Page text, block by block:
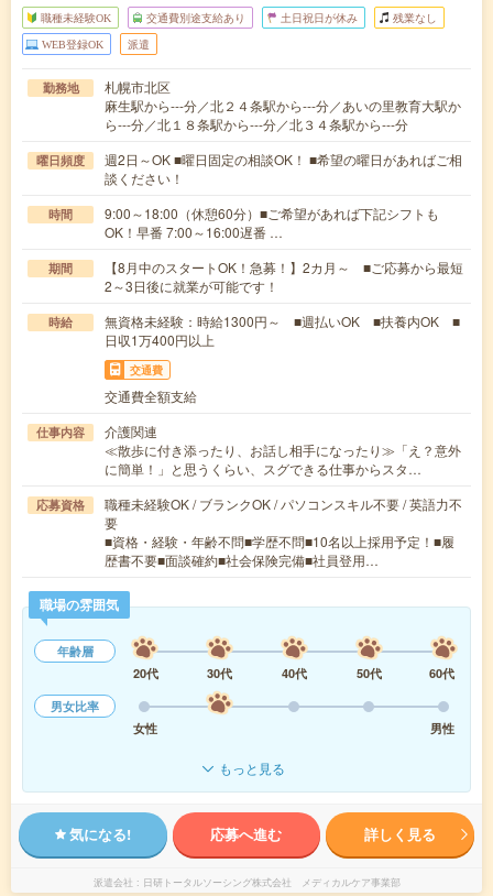
職種未経験OK 交通費別途支給あり 土日祝日が休み 残業なし
WEB登録OK 派遣
勤務地
札幌市北区
麻生駅から---分／北２４条駅から---分／あいの里教育大駅か
ら---分／北１８条駅から---分／北３４条駅から---分
曜日頻度
週2日～OK ■曜日固定の相談OK！ ■希望の曜日があればご相
談ください！
時間
9:00～18:00（休憩60分）■ご希望があれば下記シフトも
OK！早番 7:00～16:00遅番 …
期間
【8月中のスタートOK！急募！】2カ月～ ■ご応募から最短
2～3日後に就業が可能です！
時給
無資格未経験：時給1300円～ ■週払いOK ■扶養内OK ■
日収1万400円以上
交通費
交通費全額支給
仕事内容
介護関連
≪散歩に付き添ったり、お話し相手になったり≫「え？意外
に簡単！」と思うくらい、スグできる仕事からスタ…
応募資格
職種未経験OK / ブランクOK / パソコンスキル不要 / 英語力不
要
■資格・経験・年齢不問■学歴不問■10名以上採用予定！■履
歴書不要■面談確約■社会保険完備■社員登用…
職場の雰囲気
年齢層
20代
30代 40代 50代
60代
男女比率
女性
男性
もっと見る
気になる! 応募へ進む 詳しく見る
派遣会社 日研トータルソーシング株式会社 メディカルケア事業部